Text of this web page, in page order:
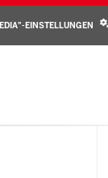
EINSTELLUNGEN